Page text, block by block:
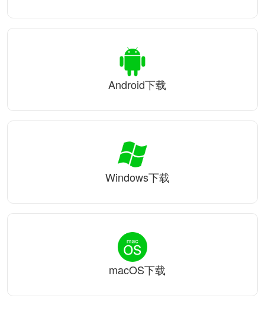
Android下载
Windows下载
macOS下载